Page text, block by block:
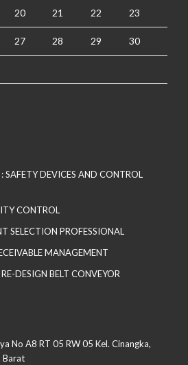
20 21 22 23
27 28 29 30
SAFETY DEVICES AND CONTROL
CONTROL
SELECTION PROFESSIONAL
MANAGEMENT
DESIGN BELT CONVEYOR
No A8 RT 05 RW 05 Kel. Cinangka,
Barat